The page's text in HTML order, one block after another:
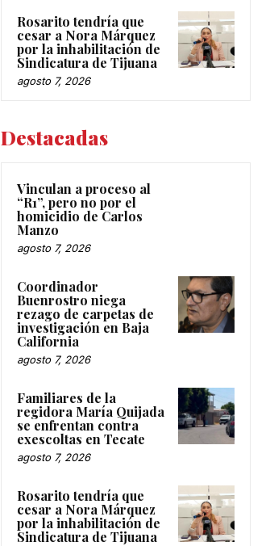
Rosarito tendría que
cesar a Nora Márquez
por la inhabilitación de
Sindicatura de Tijuana
agosto 7, 2026
Destacadas
Vinculan a proceso al
“R1”, pero no por el
homicidio de Carlos
Manzo
agosto 7, 2026
Coordinador
Buenrostro niega
rezago de carpetas de
investigación en Baja
California
agosto 7, 2026
Familiares de la
regidora María Quijada
se enfrentan contra
exescoltas en Tecate
agosto 7, 2026
Rosarito tendría que
cesar a Nora Márquez
por la inhabilitación de
Sindicatura de Tijuana